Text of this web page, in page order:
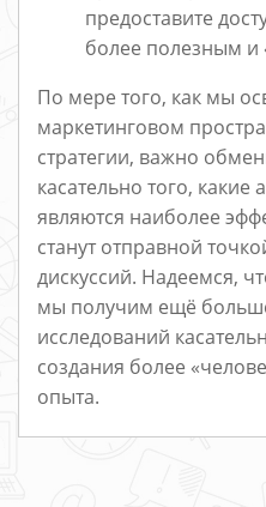
предоставите
более полезным и
По мере того, как мы
маркетинговом
стратегии, важно
касательно того,
являются наиболее
станут отправной
дискуссий. Надеемся,
мы получим ещё
исследований
создания более
опыта.